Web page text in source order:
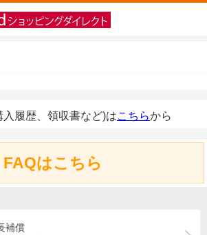
入履歴、領収書など)はこちらから
FAQはこちら
補償